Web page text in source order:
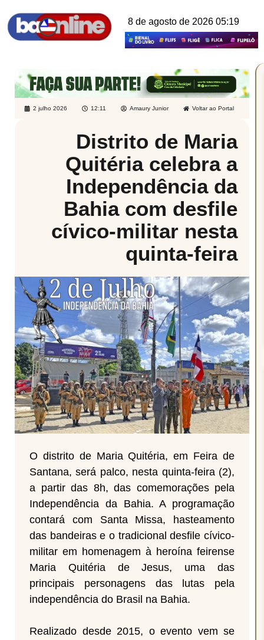
8 de agosto de 2026 05:19
2 julho 2026 12:11 Amaury Junior Voltar ao Portal
Distrito de Maria
Quitéria celebra a
Independência da
Bahia com desfile
cívico-militar nesta
quinta-feira
O distrito de Maria Quitéria, em Feira de
Santana, será palco, nesta quinta-feira (2),
a partir das 8h, das comemorações pela
Independência da Bahia. A programação
contará com Santa Missa, hasteamento
das bandeiras e o tradicional desfile cívico-
militar em homenagem à heroína feirense
Maria Quitéria de Jesus, uma das
principais personagens das lutas pela
independência do Brasil na Bahia.
Realizado desde 2015, o evento vem se